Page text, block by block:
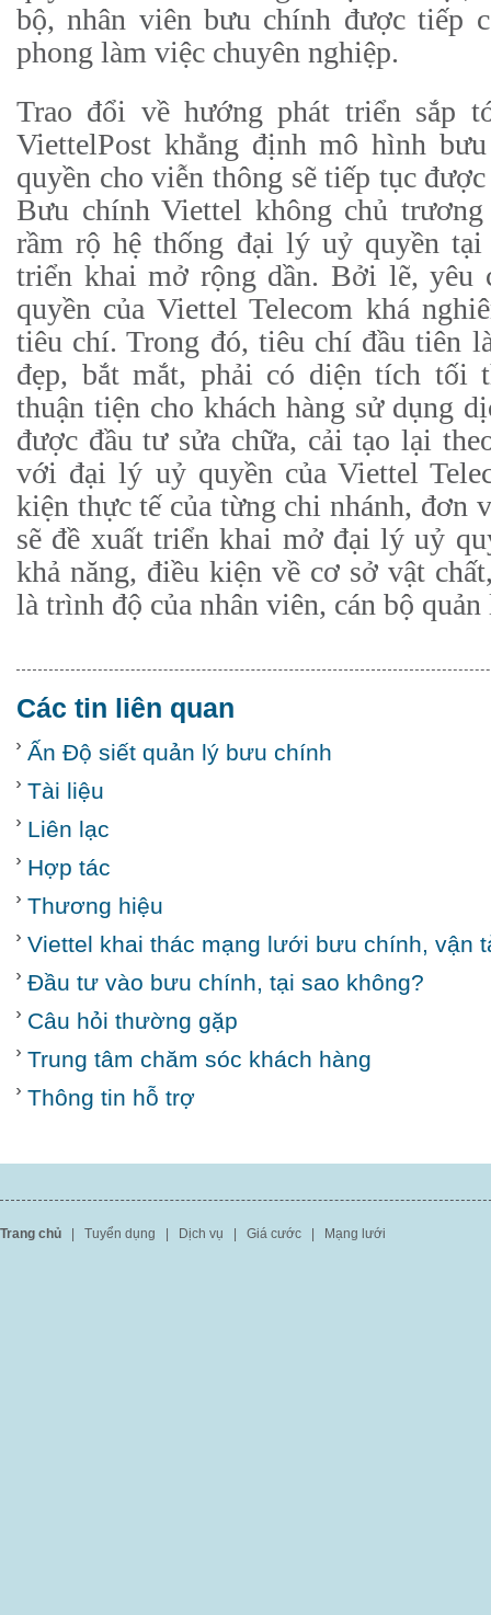
bộ, nhân viên bưu chính được tiếp
phong làm việc chuyên nghiệp.
Trao đổi về hướng phát triển sắp
ViettelPost khẳng định mô hình
quyền cho viễn thông sẽ tiếp tục
Bưu chính Viettel không chủ
rầm rộ hệ thống đại lý uỷ quyền tại
triển khai mở rộng dần. Bởi lẽ,
quyền của Viettel Telecom khá
tiêu chí. Trong đó, tiêu chí đầu tiên
đẹp, bắt mắt, phải có diện tích tối
thuận tiện cho khách hàng sử dụng
được đầu tư sửa chữa, cải tạo lại
với đại lý uỷ quyền của Viettel
kiện thực tế của từng chi nhánh, đơn
sẽ đề xuất triển khai mở đại lý uỷ
khả năng, điều kiện về cơ sở vật
là trình độ của nhân viên, cán bộ
Các tin liên quan
Ấn Độ siết quản lý bưu chính
Tài liệu
Liên lạc
Hợp tác
Thương hiệu
Viettel khai thác mạng lưới bưu chính, vận
Đầu tư vào bưu chính, tại sao không?
Câu hỏi thường gặp
Trung tâm chăm sóc khách hàng
Thông tin hỗ trợ
Trang chủ Tuyển dụng Dịch vụ Giá cước Mạng lưới